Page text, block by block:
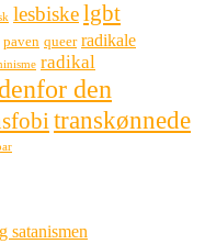
lesbiskelgbt
paven queer radikale
radikal
den
transkønnede
satanismen